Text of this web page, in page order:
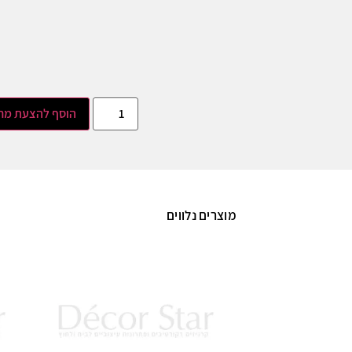
הוסף להצעת
מוצרים נלווים